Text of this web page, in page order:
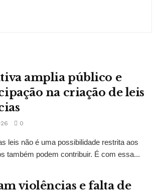
amplia público e
na criação de leis
0
leis não é uma possibilidade restrita aos
também podem contribuir. É com essa...
violências e falta de